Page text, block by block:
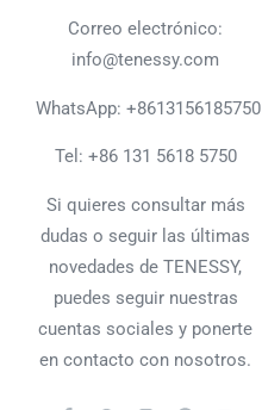
Correo electrónico:
info@tenessy.com
WhatsApp: +8613156185750
Tel: +86 131 5618 5750
Si quieres consultar más
dudas o seguir las últimas
novedades de TENESSY,
puedes seguir nuestras
cuentas sociales y ponerte
en contacto con nosotros.